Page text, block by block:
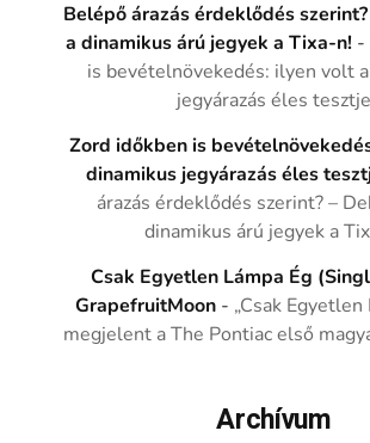
Belépő árazás érdeklődés
a dinamikus árú jegyek a Tixa-n! -
is bevételnövekedés: ilyen volt
jegyárazás éles tesztje
Zord időkben is
dinamikus jegyárazás éles
árazás érdeklődés szerint? –
dinamikus árú jegyek a
Csak Egyetlen Lámpa Ég
GrapefruitMoon - „Csak Egyetlen
megjelent a The Pontiac első
Archívum